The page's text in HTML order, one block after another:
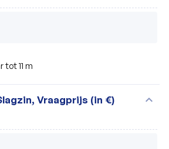
tot 11 m
Vraagprijs (in €) expand_more